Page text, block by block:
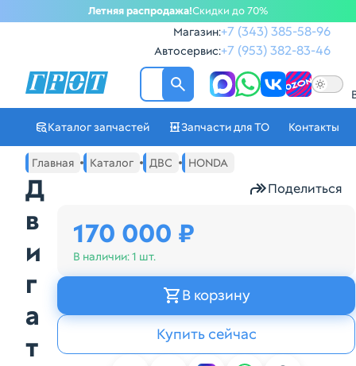
Летняя распродажа!Скидки до 70%
Магазин:+7 (343) 385-58-96
Автосервис:+7 (953) 382-83-46
ГРОТ - Автозапчасти в
Каталог запчастей Запчасти для ТО Контакты
Навигация по сайту автозапчастей ГРОТ
Основное меню навигации интернет-магазина
Главная Каталог ДВС HONDA
Д
в
и
г
а
т
Поделиться
170 000 ₽
В наличии:1 шт.
В корзину
Купить сейчас